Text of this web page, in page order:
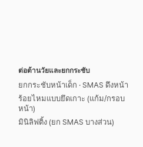
ต่อต้านวัยและยกกระชับ
ยกกระชับหน้าเด็ก · SMAS ดึงหน้า
ร้อยไหมแบบยึดเกาะ (แก้ม/กรอบ
หน้า)
มินิลิฟติ้ง (ยก SMAS บางส่วน)